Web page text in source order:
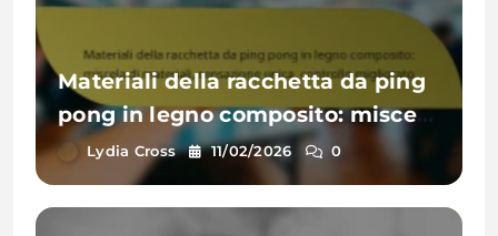
Materiali della racchetta da ping
pong in legno composito: miscela
di materiali, sensazione unica,
controllo migliorato
Lydia Cross 11/02/2026 0